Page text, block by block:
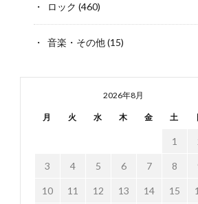
ロック (460)
音楽・その他(15)
2026年8月
月 火 水 木 金 土
1
3 4 5 6 7 8
10 11 12 13 14 15